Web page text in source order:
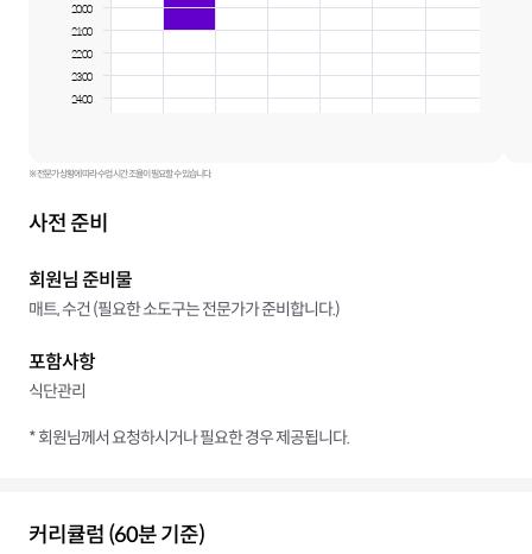
20:00
21:00
22:00
23:00
24:00
※ 전문가 상황에 따라 수업 시간 조율이 필요할 수 있습니다.
사전 준비
회원님 준비물
매트, 수건 (필요한 소도구는 전문가가 준비합니다.)
포함사항
식단관리
* 회원님께서 요청하시거나 필요한 경우 제공됩니다.
커리큘럼 (60분 기준)